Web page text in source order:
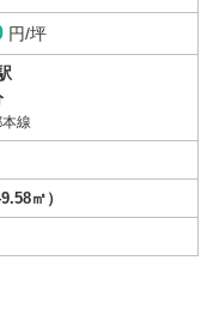
円/坪
線
㎡）